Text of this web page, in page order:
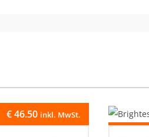
€46.50 inkl. MwSt.